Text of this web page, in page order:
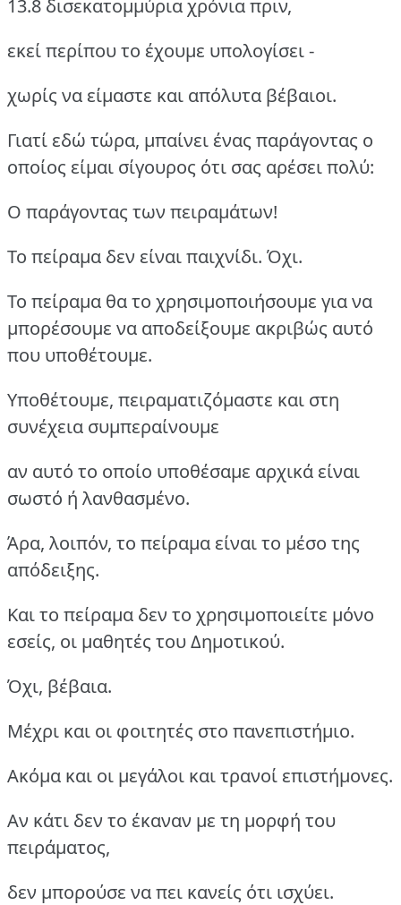
13.8 δισεκατομμύρια χρόνια πριν,
εκεί περίπου το έχουμε υπολογίσει -
χωρίς να είμαστε και απόλυτα βέβαιοι.
Γιατί εδώ τώρα, μπαίνει ένας παράγοντας ο
οποίος είμαι σίγουρος ότι σας αρέσει πολύ:
Ο παράγοντας των πειραμάτων!
Το πείραμα δεν είναι παιχνίδι. Όχι.
Το πείραμα θα το χρησιμοποιήσουμε για να
μπορέσουμε να αποδείξουμε ακριβώς αυτό
που υποθέτουμε.
Υποθέτουμε, πειραματιζόμαστε και στη
συνέχεια συμπεραίνουμε
αν αυτό το οποίο υποθέσαμε αρχικά είναι
σωστό ή λανθασμένο.
Άρα, λοιπόν, το πείραμα είναι το μέσο της
απόδειξης.
Και το πείραμα δεν το χρησιμοποιείτε μόνο
εσείς, οι μαθητές του Δημοτικού.
Όχι, βέβαια.
Μέχρι και οι φοιτητές στο πανεπιστήμιο.
Ακόμα και οι μεγάλοι και τρανοί επιστήμονες.
Αν κάτι δεν το έκαναν με τη μορφή του
πειράματος,
δεν μπορούσε να πει κανείς ότι ισχύει.